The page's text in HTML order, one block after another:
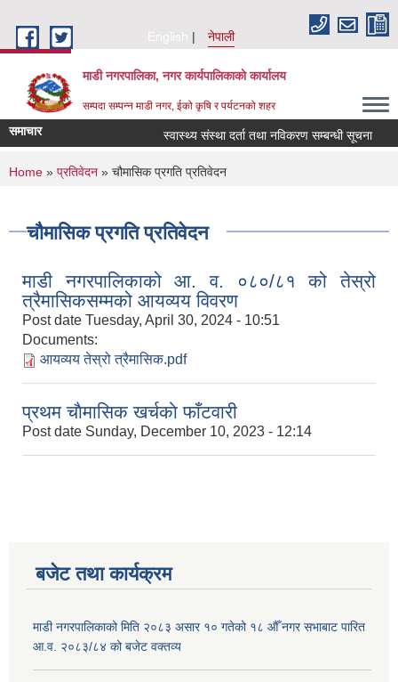
English
नेपाली
माडी नगरपालिका, नगर कार्यपालिकाकाे कार्यालय
सम्पदा सम्पन्न माडी नगर, ईको कृषि र पर्यटनको शहर
समाचार स्वास्थ्य संस्था दर्ता तथा नविकरण सम्बन्धी सूचना
You are here
Home » प्रतिवेदन » चौमासिक प्रगति प्रतिवेदन
चौमासिक प्रगति प्रतिवेदन
माडी नगरपालिकाको आ. व. ०८०/८१ को तेस्रो
त्रैमासिकसम्मको आयव्यय विवरण
Post date Tuesday, April 30, 2024 - 10:51
Documents:
आयव्यय तेस्रो त्रैमासिक.pdf
प्रथम चाैमासिक खर्चकाे फाँटवारी
Post date Sunday, December 10, 2023 - 12:14
बजेट तथा कार्यक्रम
माडी नगरपालिकाको मिति २०८३ असार १० गतेको १८ औँ नगर सभाबाट पारित
आ.व. २०८३/८४ को बजेट वक्तव्य